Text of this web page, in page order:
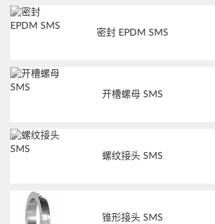
密封 EPDM SMS
开槽螺母 SMS
螺纹接头 SMS
锥形接头 SMS